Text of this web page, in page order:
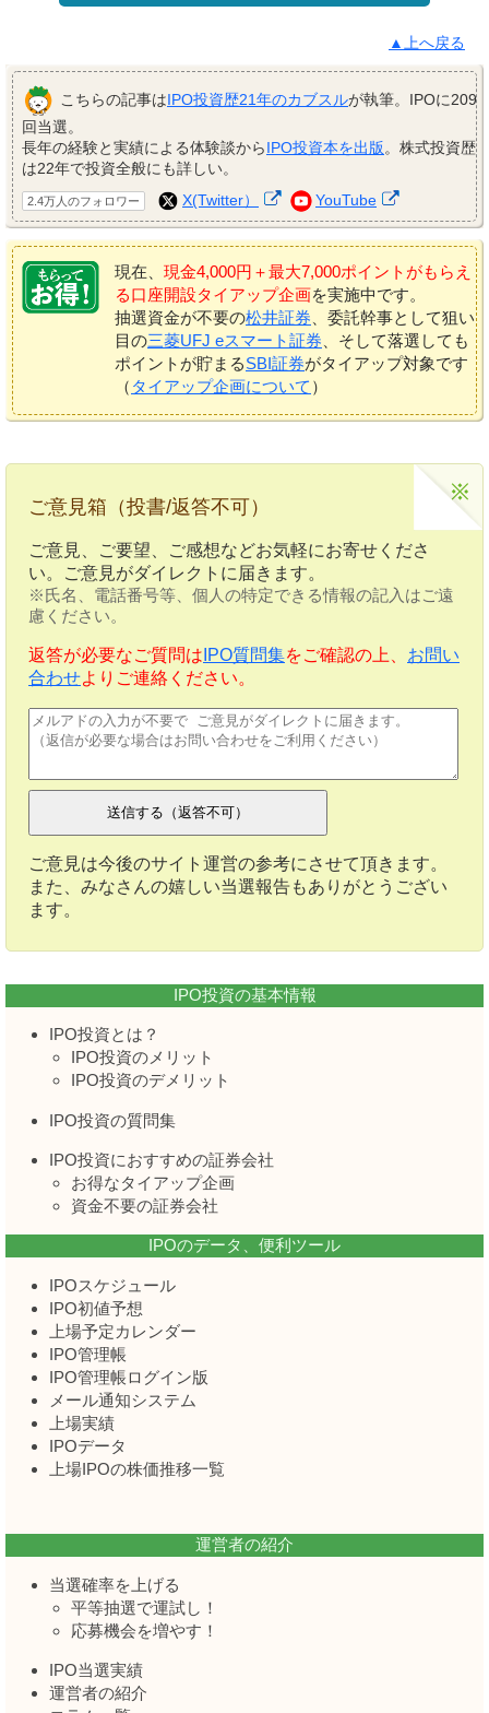
▲上へ戻る
こちらの記事はIPO投資歴21年のカブスルが執筆。IPOに209
回当選。
長年の経験と実績による体験談からIPO投資本を出版。株式投資歴
は22年で投資全般にも詳しい。
2.4万人のフォロワー X(Twitter） YouTube
現在、 現金4,000円＋最大7,000ポイントがもらえ
る口座開設タイアップ企画を実施中です。
抽選資金が不要の松井証券、委託幹事として狙い
目の三菱UFJ eスマート証券、そして落選しても
ポイントが貯まるSBI証券がタイアップ対象です
（ タイアップ企画について ）
ご意見箱（投書/返答不可）
ご意見、ご要望、ご感想などお気軽にお寄せくださ
い。ご意見がダイレクトに届きます。
※氏名、電話番号等、個人の特定できる情報の記入はご遠
慮ください。
返答が必要なご質問は IPO質問集をご確認の上、 お問い
合わせよりご連絡ください。
ご意見は今後のサイト運営の参考にさせて頂きます。
また、みなさんの嬉しい当選報告もありがとうござい
ます。
IPO投資の基本情報
IPO投資とは？
IPO投資のメリット
IPO投資のデメリット
IPO投資の質問集
IPO投資におすすめの証券会社
お得なタイアップ企画
資金不要の証券会社
IPOのデータ、便利ツール
IPOスケジュール
IPO初値予想
上場予定カレンダー
IPO管理帳
IPO管理帳ログイン版
メール通知システム
上場実績
IPOデータ
上場IPOの株価推移一覧
運営者の紹介
当選確率を上げる
平等抽選で運試し！
応募機会を増やす！
IPO当選実績
運営者の紹介